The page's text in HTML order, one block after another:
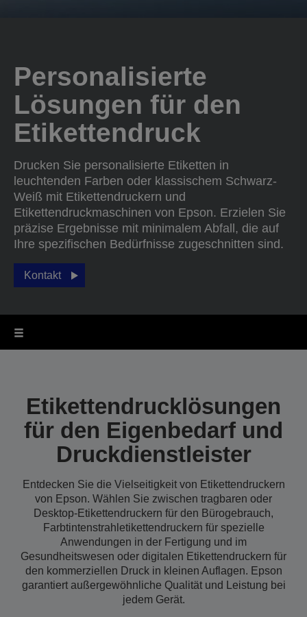
Personalisierte
Lösungen für den
Etikettendruck
Drucken Sie personalisierte Etiketten in
leuchtenden Farben oder klassischem Schwarz-
Weiß mit Etikettendruckern und
Etikettendruckmaschinen von Epson. Erzielen Sie
präzise Ergebnisse mit minimalem Abfall, die auf
Ihre spezifischen Bedürfnisse zugeschnitten sind.
Kontakt
Etikettendrucklösungen
für den Eigenbedarf und
Druckdienstleister
Entdecken Sie die Vielseitigkeit von Etikettendruckern
von Epson. Wählen Sie zwischen tragbaren oder
Desktop-Etikettendruckern für den Bürogebrauch,
Farbtintenstrahletikettendruckern für spezielle
Anwendungen in der Fertigung und im
Gesundheitswesen oder digitalen Etikettendruckern für
den kommerziellen Druck in kleinen Auflagen. Epson
garantiert außergewöhnliche Qualität und Leistung bei
jedem Gerät.